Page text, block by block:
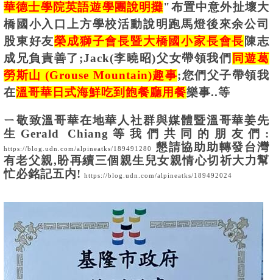
華德士學院英語遊學團說明攤"布置中意外扯壞大
橋國小入口上方學校活動說明跑馬燈後來余公司
股東好友榮成獅子會長暨大橋國小家長會長 陳志
成兄負責善了;Jack(李曉昭)父女帶領我們 同遊葛
勞斯山 (Grouse Mountain)趣事;您們父子帶領我
在溫哥華日式海鮮吃到飽餐廳用餐樂事..等
ㄧ敬致溫哥華在地華人社群與媒體暨溫哥華姜先
生Gerald Chiang等我們共同的朋友們:
https://blog.udn.com/alpineatks/189491280
懇請協助助轉發台灣
有老父親,盼再續三個親生兒女親情心切祈大力幫
忙必銘記五内!
https://blog.udn.com/alpineatks/189492024